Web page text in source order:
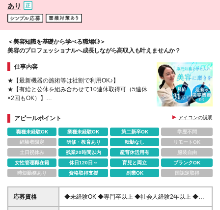
あり
＜美容知識を基礎から学べる職場◎＞
美容のプロフェッショナルへ成長しながら高収入も叶えませんか？
仕事内容
★【最新機器の施術等は社割で利用OK♪】
★【有給と公休を組み合わせて10連休取得可（5連休
×2回もOK）】
★【月10日休み＆有給消化率100％！残業ほぼなし】
アピールポイント アイコンの説明
職種未経験OK 業種未経験OK 第二新卒OK
学歴不問
経験者限定
研修・教育あり 転勤なし
リモートOK
土日祝休み
残業20時間以内 産育休活用有
服装自由
女性管理職在籍
休日120日～ 育児と両立
ブランクOK
時短勤務あり
資格取得支援 副業OK 国認定取得
応募資格
◆未経験OK ◆専門卒以上 ◆社会人経験2年以上 ◆接
客業やコミュニケーションを活かした仕事のご経験 ※